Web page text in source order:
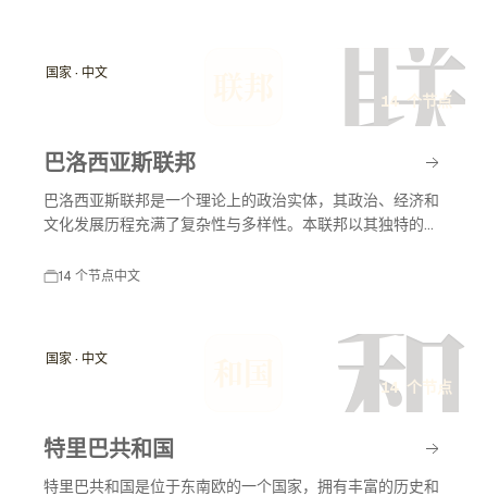
联
国家 · 中文
14 个节点
巴洛西亚斯联邦
巴洛西亚斯联邦是一个理论上的政治实体，其政治、经济和
文化发展历程充满了复杂性与多样性。本联邦以其独特的社
的时期和变迁，对地区及世界的历史有着深远的影响。
14 个节点中文
和
国家 · 中文
14 个节点
特里巴共和国
特里巴共和国是位于东南欧的一个国家，拥有丰富的历史和